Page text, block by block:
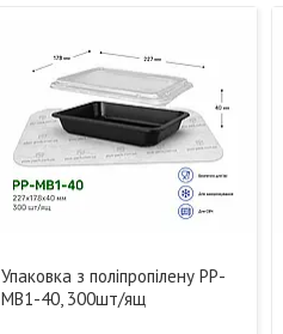
Упаковка з поліпропілену РР-
МВ1-40, 300шт/ящ